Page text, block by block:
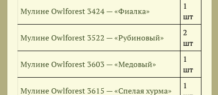
Мулине Owlforest 3424 — «Фиалка»
1
шт
Мулине Owlforest 3522 — «Рубиновый»
2
шт
Мулине Owlforest 3603 — «Медовый»
1
шт
Мулине Owlforest 3615 — «Спелая хурма»
1